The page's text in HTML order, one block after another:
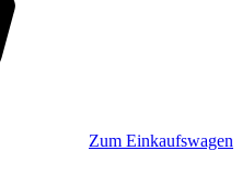
Zum Einkaufswagen